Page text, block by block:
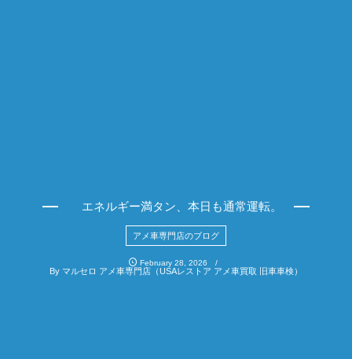
エネルギー満タン、本日も通常運転。
アメ車専門店のブログ
February 28 2026
By マルセロ アメ車専門店（USAレストア アメ車買取 旧車車検）